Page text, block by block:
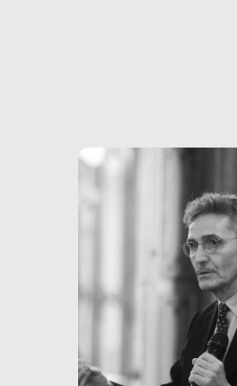
minori. […]